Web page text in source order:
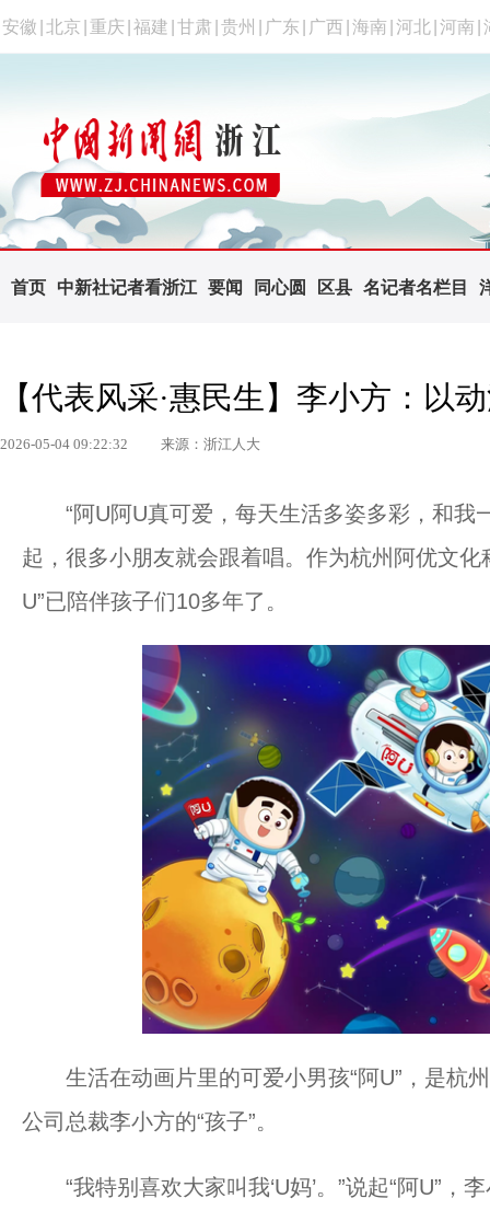
安徽 北京 重庆 福建 甘肃 贵州 广东 广西 海南 河北 河南
首页 中新社记者看浙江 要闻 同心圆 区县 名记者名栏目
【代表风采·惠民生】李小方：以
2026-05-04 09:22:32 来源：浙江人大
“阿U阿U真可爱，每天生活多姿多彩，和我
起，很多小朋友就会跟着唱。作为杭州阿优文
U”已陪伴孩子们10多年了。
生活在动画片里的可爱小男孩“阿U”，是杭
公司总裁李小方的“孩子”。
“我特别喜欢大家叫我‘U妈’。”说起“阿U”，